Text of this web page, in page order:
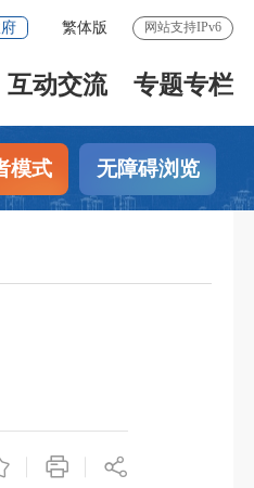
繁体版 网站支持IPv6
互动交流 专题专栏
模式 无障碍浏览